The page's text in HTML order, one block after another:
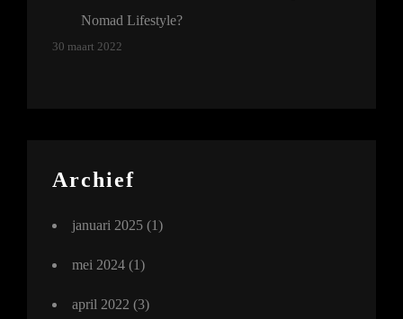
Nomad Lifestyle?
30 maart 2022
Archief
januari 2025 (1)
mei 2024 (1)
april 2022 (3)